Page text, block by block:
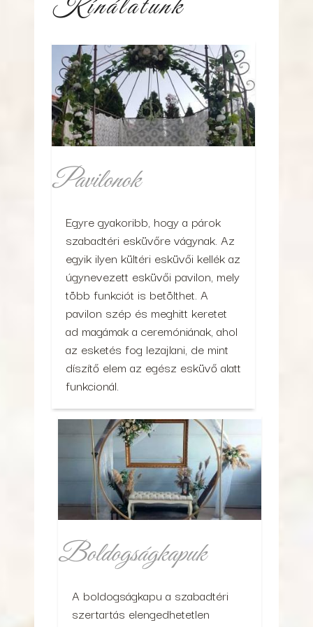
Kínálatunk
Pavilonok
Egyre gyakoribb, hogy a párok
szabadtéri esküvőre vágynak. Az
egyik ilyen kültéri esküvői kellék az
úgynevezett esküvői pavilon, mely
több funkciót is betölthet. A
pavilon szép és meghitt keretet
ad magámak a ceremóniának, ahol
az esketés fog lezajlani, de mint
díszítő elem az egész esküvő alatt
funkcionál.
Boldogságkapuk
A boldogságkapu a szabadtéri
szertartás elengedhetetlen